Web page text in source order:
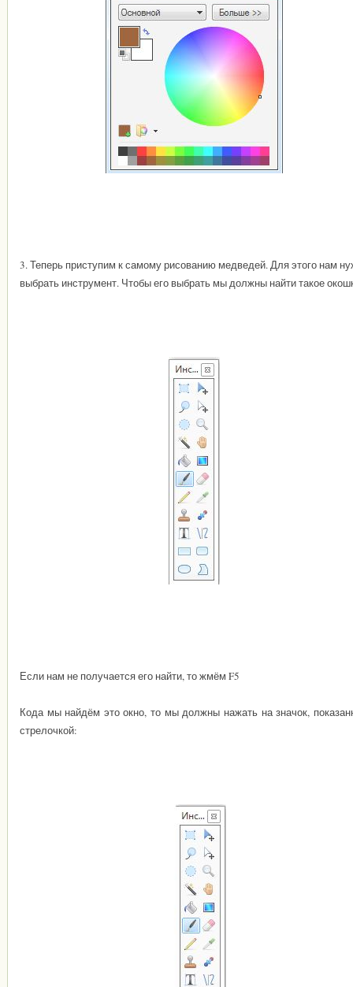
3. Теперь приступим к самому рисованию медведей. Для этого нам
выбрать инструмент. Чтобы его выбрать мы должны найти такое
Если нам не получается его найти, то жмём F5
Кода мы найдём это окно, то мы должны нажать на значок,
стрелочкой: